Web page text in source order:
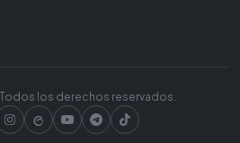
los derechos reservados.